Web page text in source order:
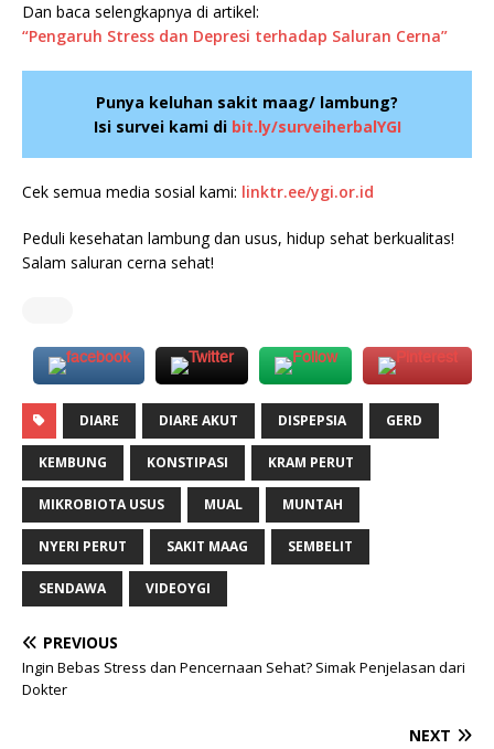
Dan baca selengkapnya di artikel:
“Pengaruh Stress dan Depresi terhadap Saluran Cerna”
Punya keluhan sakit maag/ lambung?
Isi survei kami di bit.ly/surveiherbalYGI
Cek semua media sosial kami: linktr.ee/ygi.or.id
Peduli kesehatan lambung dan usus, hidup sehat berkualitas!
Salam saluran cerna sehat!
DIARE DIARE AKUT DISPEPSIA GERD
KEMBUNG KONSTIPASI KRAM PERUT
MIKROBIOTA USUS MUAL MUNTAH
NYERI PERUT SAKIT MAAG SEMBELIT
SENDAWA VIDEOYGI
PREVIOUS
Ingin Bebas Stress dan Pencernaan Sehat? Simak Penjelasan dari
Dokter
NEXT